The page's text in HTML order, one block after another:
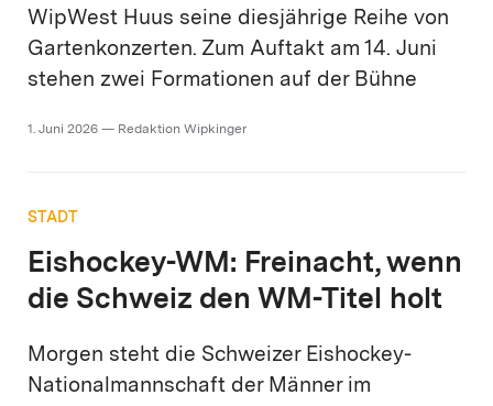
WipWest Huus seine diesjährige Reihe von
Gartenkonzerten. Zum Auftakt am 14. Juni
stehen zwei Formationen auf der Bühne
1. Juni 2026 — Redaktion Wipkinger
STADT
Eishockey-WM: Freinacht, wenn
die Schweiz den WM-Titel holt
Morgen steht die Schweizer Eishockey-
Nationalmannschaft der Männer im